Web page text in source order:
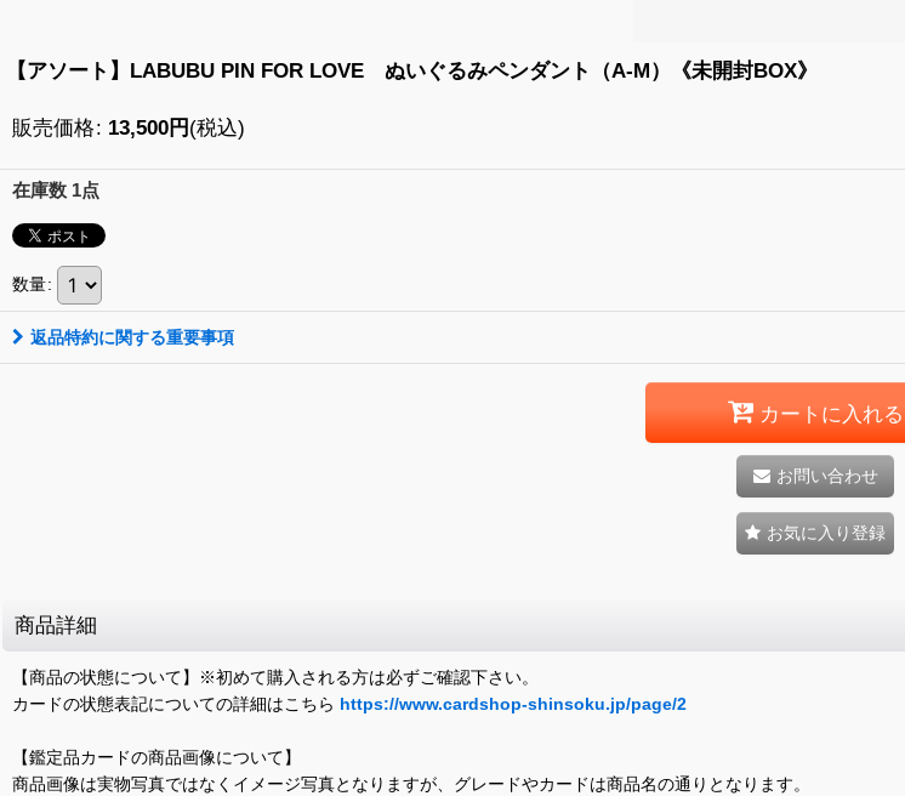
【アソート】LABUBU PIN FOR LOVE ぬいぐるみペンダント（A-M）《未開封BOX》
販売価格: 13,500円 (税込)
在庫数 1点
数量:
返品特約に関する重要事項
カートに入れる
お問い合わせ
お気に入り登録
商品詳細
【商品の状態について】※初めて購入される方は必ずご確認下さい。
カードの状態表記についての詳細はこちら https://www.cardshop-shinsoku.jp/page/2
【鑑定品カードの商品画像について】
商品画像は実物写真ではなくイメージ写真となりますが、グレードやカードは商品名の通りとなります。